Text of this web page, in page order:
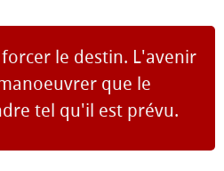
le destin. L'avenir
que le
tel qu'il est prévu.